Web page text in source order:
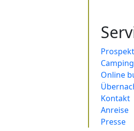
Camping
Online
Kontakt
Anreise
Presse